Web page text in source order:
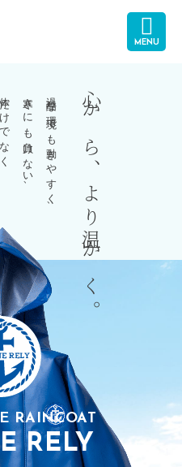
MENU
心から、より温かく。
過酷な環境でも動きやすく、
寒さにも負けない、
体だけでなく
RAINCOAT
RELY